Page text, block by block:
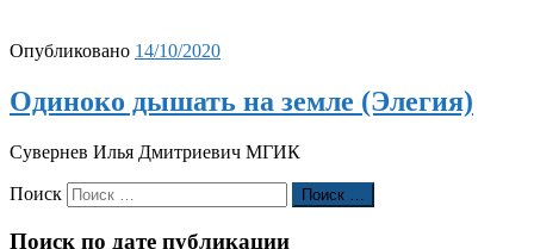
Опубликовано 14/10/2020
Одиноко дышать на земле (Элегия)
Сувернев Илья Дмитриевич МГИК
Поиск Поиск …
Поиск по дате публикации